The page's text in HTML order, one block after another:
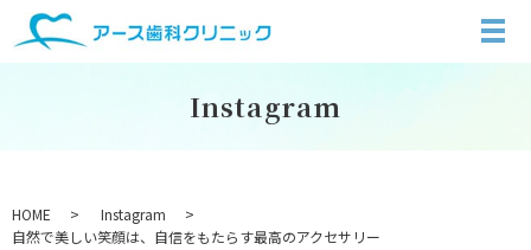
Instagram
HOME
Instagram
自然で美しい笑顔は、自信をもたらす最高のアクセサリー